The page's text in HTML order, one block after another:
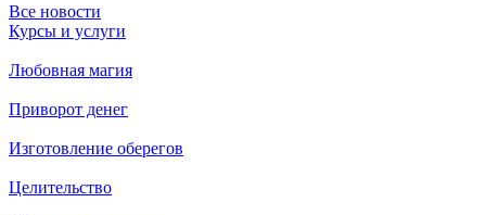
Все новости
Курсы и услуги
Любовная магия
Приворот денег
Изготовление оберегов
Целительство